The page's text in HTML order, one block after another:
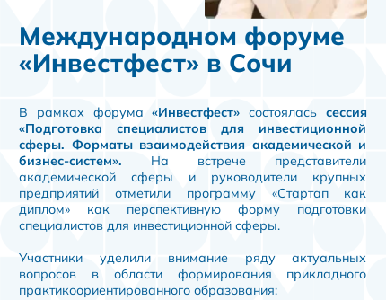
Международном форуме
«Инвестфест» в Сочи
В рамках форума«Инвестфест» состоялась сессия
«Подготовка специалистов для инвестиционной
сферы. Форматы взаимодействия академической и
бизнес-систем». На встрече представители
академической сферы и руководители крупных
предприятий отметили программу «Стартап как
диплом» как перспективную форму подготовки
специалистов для инвестиционной сферы.
Участники уделили внимание ряду актуальных
вопросов в области формирования прикладного
практикоориентированного образования: